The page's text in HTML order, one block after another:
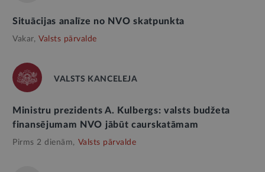
Situācijas analīze no NVO skatpunkta
Vakar, Valsts pārvalde
VALSTS KANCELEJA
Ministru prezidents A. Kulbergs: valsts budžeta
finansējumam NVO jābūt caurskatāmam
Pirms 2 dienām, Valsts pārvalde